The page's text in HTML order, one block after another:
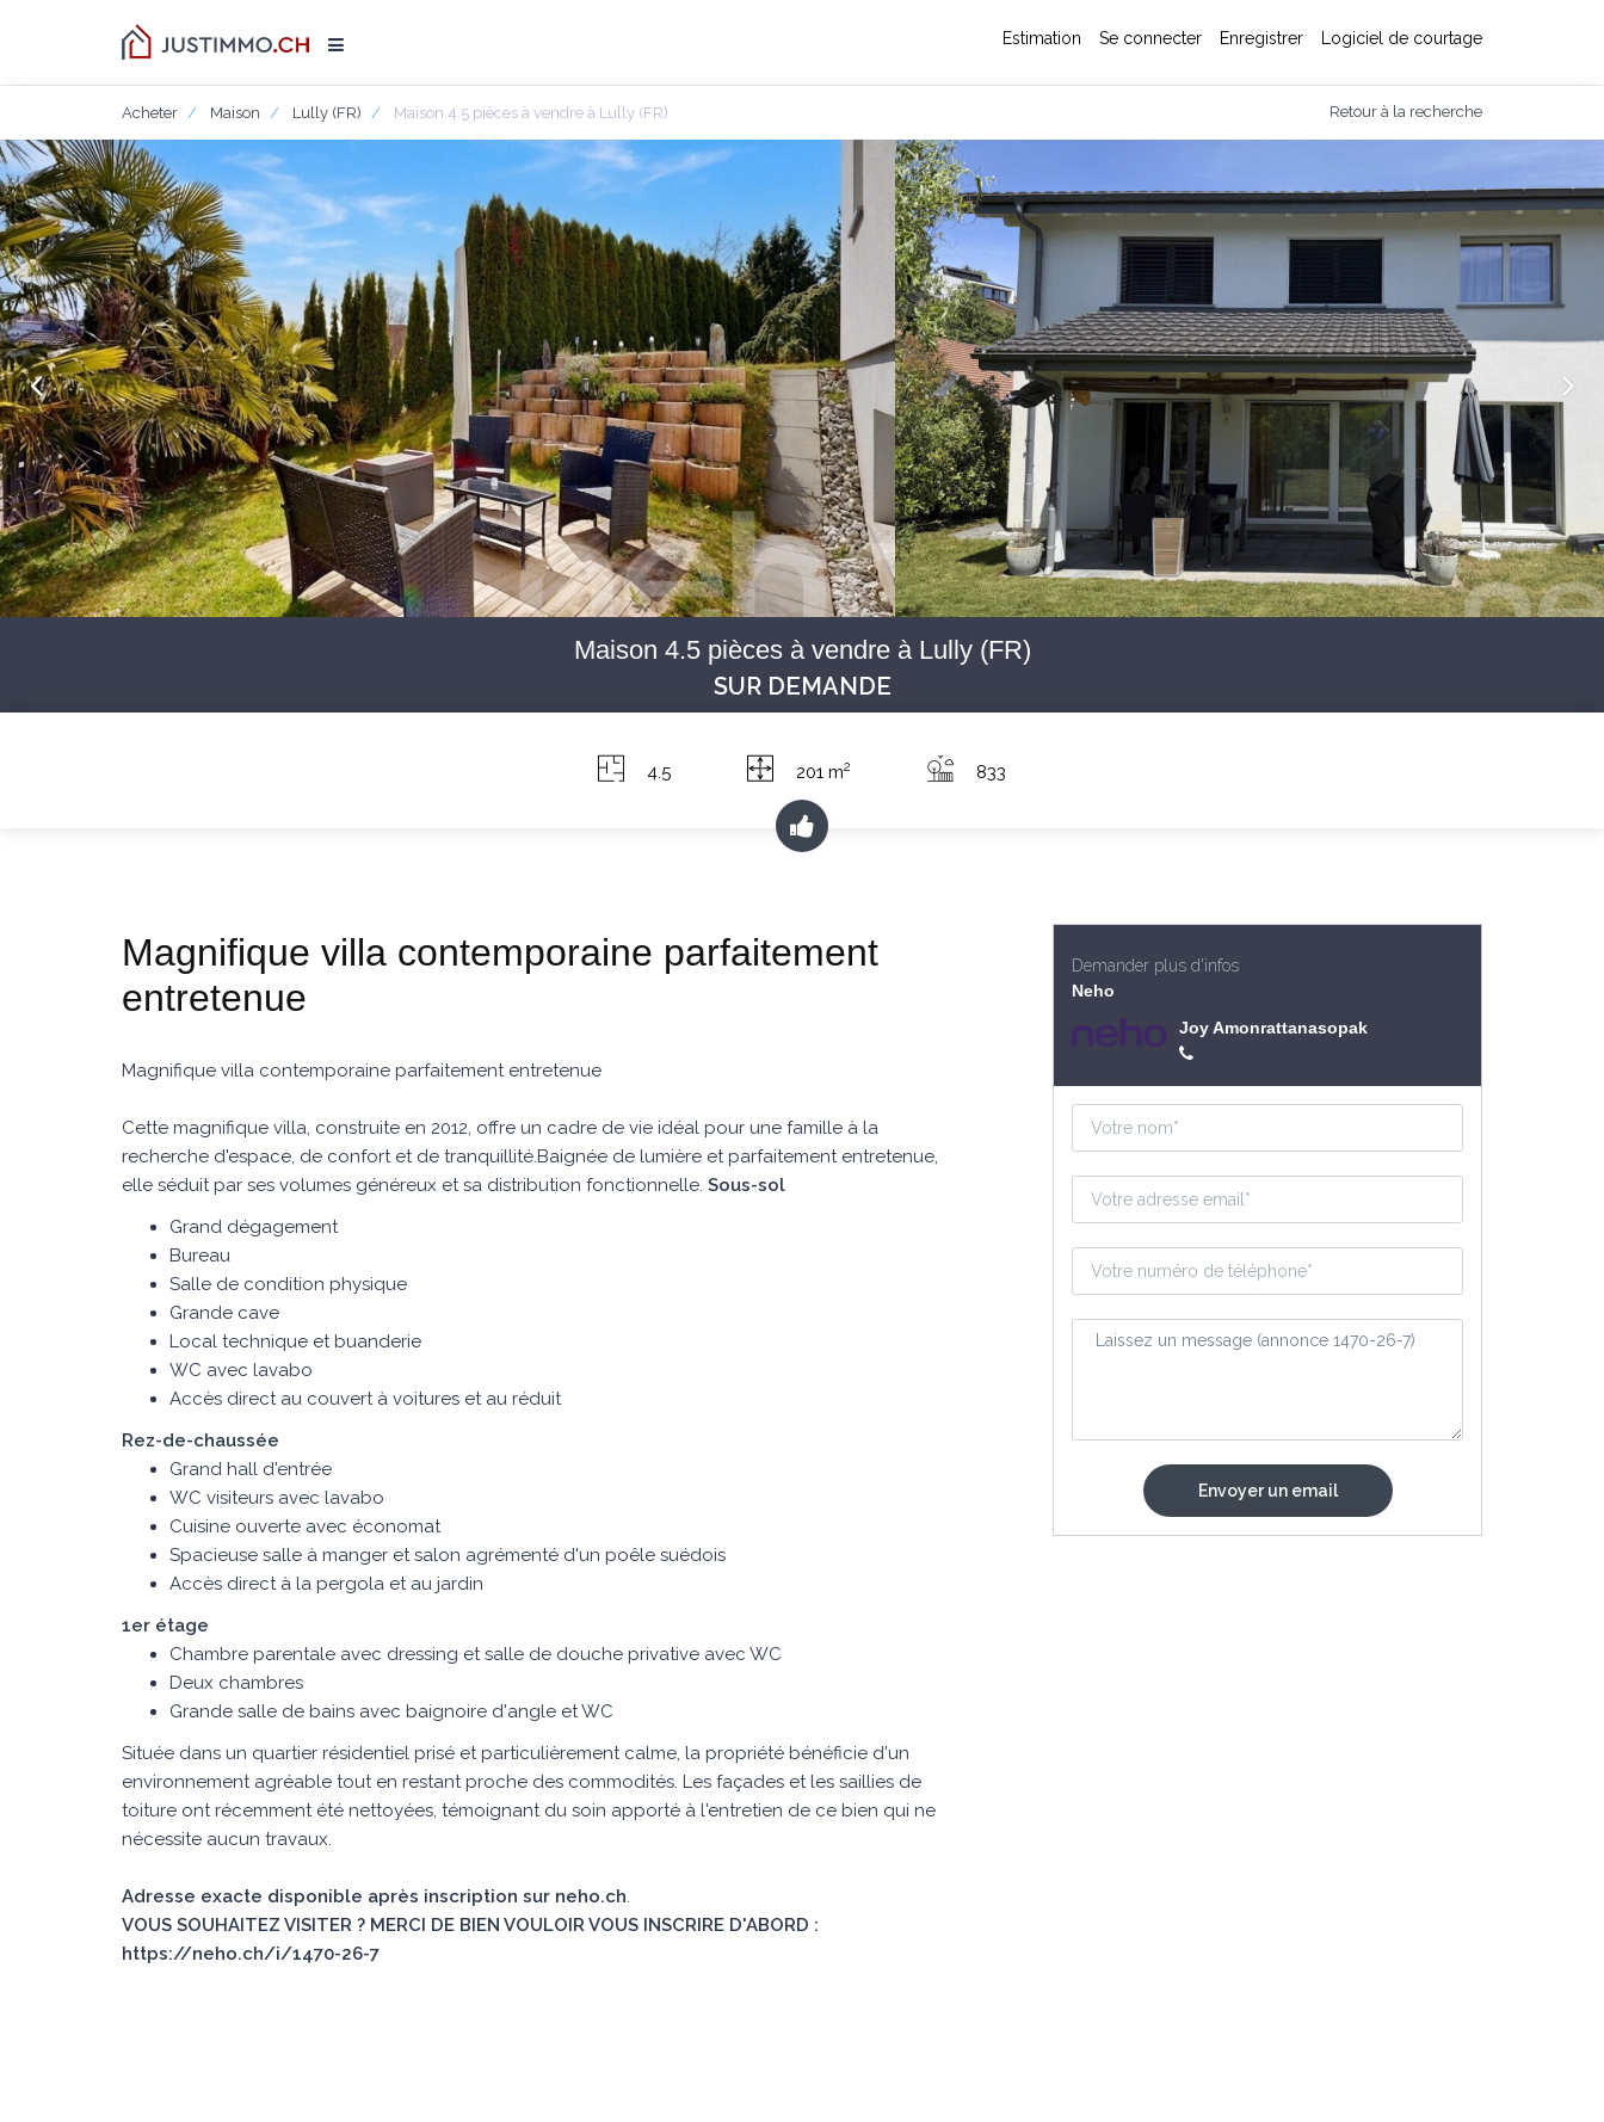
Estimation Se connecter Enregistrer Logiciel de courtage
Acheter Maison Lully (FR) Maison 4.5 pièces à vendre à Lully (FR) Retour à la recherche
Maison 4.5 pièces à vendre à Lully (FR)
SUR DEMANDE
4.5 201 m2 833
Magnifique villa contemporaine parfaitement
entretenue
Magnifique villa contemporaine parfaitement entretenue
Cette magnifique villa, construite en 2012, offre un cadre de vie idéal pour une famille à la
recherche d'espace, de confort et de tranquillité.Baignée de lumière et parfaitement entretenue,
elle séduit par ses volumes généreux et sa distribution fonctionnelle. Sous-sol
Grand dégagement
Bureau
Salle de condition physique
Grande cave
Local technique et buanderie
WC avec lavabo
Accès direct au couvert à voitures et au réduit
Rez-de-chaussée
Grand hall d'entrée
WC visiteurs avec lavabo
Cuisine ouverte avec économat
Spacieuse salle à manger et salon agrémenté d'un poêle suédois
Accès direct à la pergola et au jardin
1er étage
Chambre parentale avec dressing et salle de douche privative avec WC
Deux chambres
Grande salle de bains avec baignoire d'angle et WC
Située dans un quartier résidentiel prisé et particulièrement calme, la propriété bénéficie d'un
environnement agréable tout en restant proche des commodités. Les façades et les saillies de
toiture ont récemment été nettoyées, témoignant du soin apporté à l'entretien de ce bien qui ne
nécessite aucun travaux.
Adresse exacte disponible après inscription sur neho.ch.
VOUS SOUHAITEZ VISITER ? MERCI DE BIEN VOULOIR VOUS INSCRIRE D'ABORD :
https://neho.ch/i/1470-26-7
Demander plus d'infos
Neho
Joy Amonrattanasopak